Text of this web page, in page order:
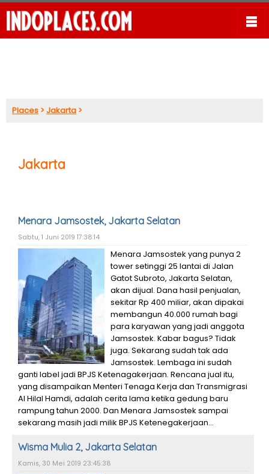
Places >Jakarta >
Jakarta
Menara Jamsostek, Jakarta Selatan
Sabtu, 1 Juni 2019 17:38:14
Menara Jamsostek yang punya 2
tower setinggi 25 lantai di Jalan
Gatot Subroto, Jakarta Selatan,
akan dijual. Dana hasil penjualan,
sekitar Rp 400 miliar, akan dipakai
membangun 40.000 rumah bagi
para karyawan yang jadi anggota
Jamsostek. Kabar bagus? Tidak
juga. Sekarang sudah tak ada
Jamsostek. Lembaga ini sudah
ganti label jadi BPJS Ketenagakerjaan. Rencana jual itu,
yang disampaikan Menteri Tenaga Kerja dan Transmigrasi
Al Hilal Hamdi, adalah cerita lama ketika gedung baru
rampung tahun 2000. Dan Menara Jamsostek sampai
sekarang masih jadi milik BPJS Ketenegakerjaan...
Wisma Mulia 2, Jakarta Selatan
Kamis, 30 Mei 2019 23:45:38